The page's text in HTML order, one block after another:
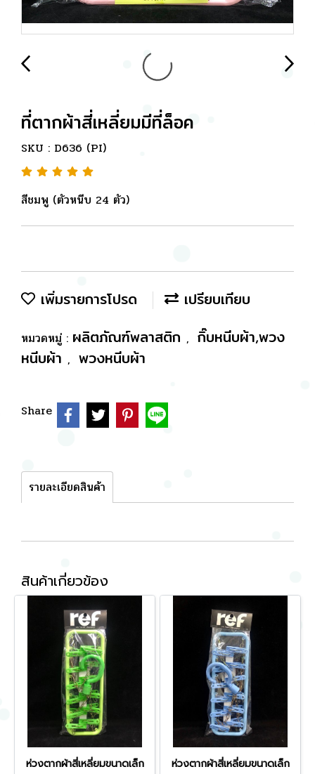
ที่ตากผ้าสี่เหลี่ยมมีที่ล็อค
SKU : D636 (PI)
สีชมพู (ตัวหนีบ 24 ตัว)
เพิ่มรายการโปรด เปรียบเทียบ
หมวดหมู่ : ผลิตภัณฑ์พลาสติก , กิ๊บหนีบผ้า,พวง
หนีบผ้า , พวงหนีบผ้า
Share
รายละเอียดสินค้า
สินค้าเกี่ยวข้อง
ห่วงตากผ้าสี่เหลี่ยมขนาดเล็ก ห่วงตากผ้าสี่เหลี่ยมขนาดเล็ก